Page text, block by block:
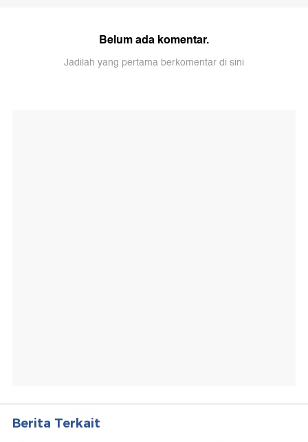
Belum ada komentar.
Jadilah yang pertama berkomentar di sini
Berita Terkait